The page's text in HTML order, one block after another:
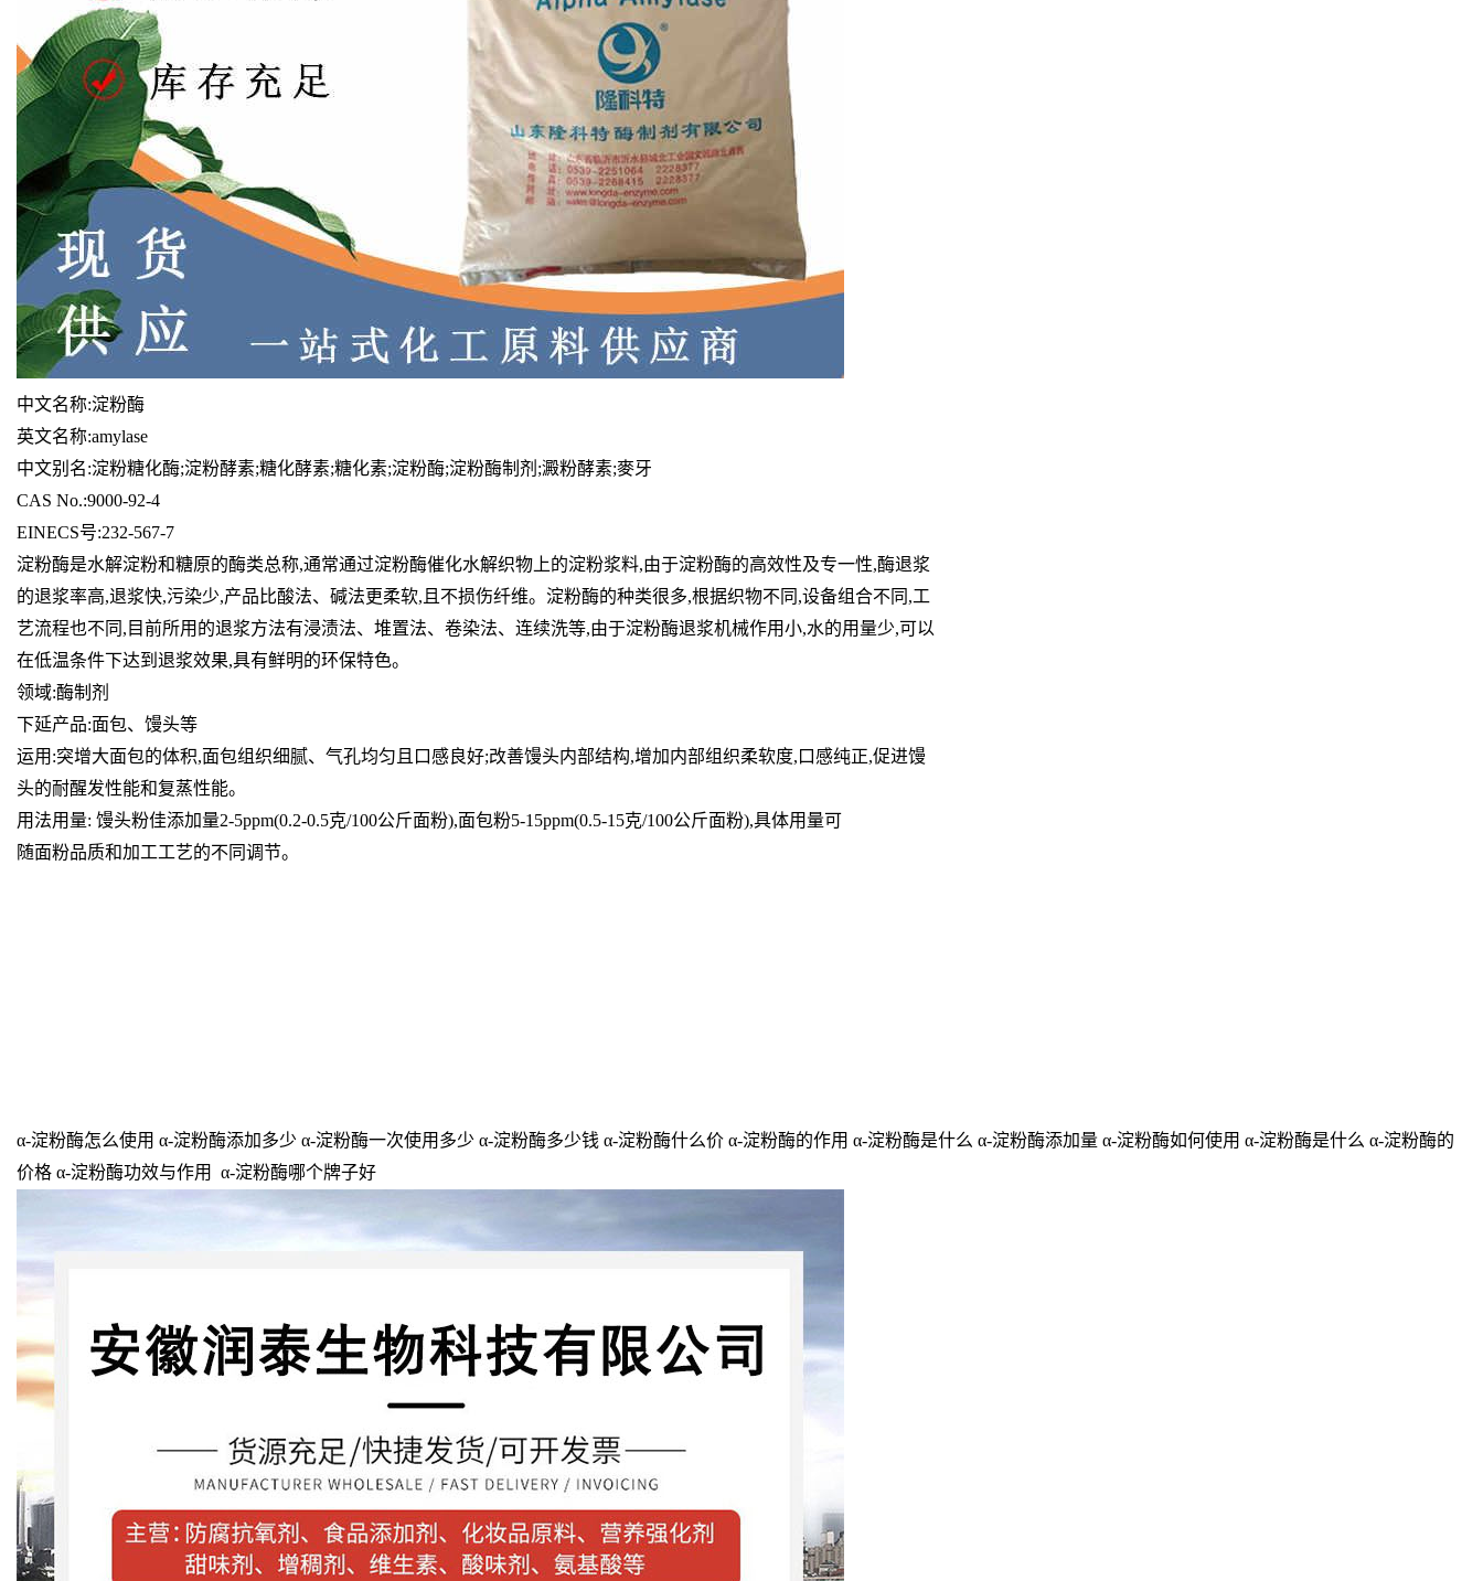
中文名称:淀粉酶
英文名称:amylase
中文别名:淀粉糖化酶;淀粉酵素;糖化酵素;糖化素;淀粉酶;淀粉酶制剂;澱粉酵素;麥牙
CAS No.:9000-92-4
EINECS号:232-567-7
淀粉酶是水解淀粉和糖原的酶类总称,通常通过淀粉酶催化水解织物上的淀粉浆料,由于淀粉酶的高效性及专一性,酶退浆
的退浆率高,退浆快,污染少,产品比酸法、碱法更柔软,且不损伤纤维。淀粉酶的种类很多,根据织物不同,设备组合不同,工
艺流程也不同,目前所用的退浆方法有浸渍法、堆置法、卷染法、连续洗等,由于淀粉酶退浆机械作用小,水的用量少,可以
在低温条件下达到退浆效果,具有鲜明的环保特色。
领域:酶制剂
下延产品:面包、馒头等
运用:突增大面包的体积,面包组织细腻、气孔均匀且口感良好;改善馒头内部结构,增加内部组织柔软度,口感纯正,促进馒
头的耐醒发性能和复蒸性能。
用法用量: 馒头粉佳添加量2-5ppm(0.2-0.5克/100公斤面粉),面包粉5-15ppm(0.5-15克/100公斤面粉),具体用量可
随面粉品质和加工工艺的不同调节。
α-淀粉酶怎么使用 α-淀粉酶添加多少 α-淀粉酶一次使用多少 α-淀粉酶多少钱 α-淀粉酶什么价 α-淀粉酶的作用 α-淀粉酶是什么 α-淀粉酶添加量 α-淀粉酶如何使用 α-淀粉酶是什么 α-淀粉酶的
价格 α-淀粉酶功效与作用 α-淀粉酶哪个牌子好